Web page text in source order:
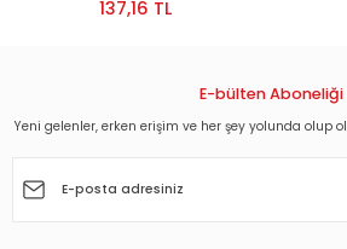
137,16 TL
E-bülten Aboneliği
Yeni gelenler, erken erişim ve her şey yolunda olup